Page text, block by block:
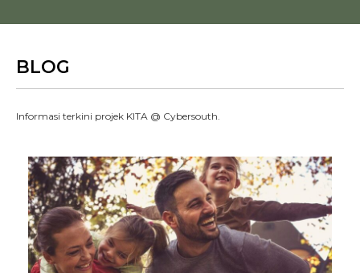
BLOG
Informasi terkini projek KITA @ Cybersouth.